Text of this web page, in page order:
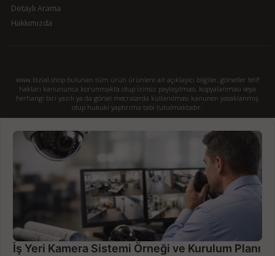
Detaylı Arama
Hakkımızda
www.bizial.shop bulunan tüm ürün ürünlere ait açıklayıcı bilgiler, görseller telif
hakları kanununca korunmakta olup izinsiz paylaşılması, kopyalanması veya
herhangi biri yazılı ya da görsel mecralarda kullanılması kanunen yasaklanmış
olup hukuki yaptırıma tabi tutulmaktadır.
İş Yeri Kamera Sistemi Örneği ve Kurulum Planı